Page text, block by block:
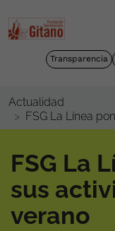
Transparencia
Actualidad
FSG La Línea
FSG La
sus
verano